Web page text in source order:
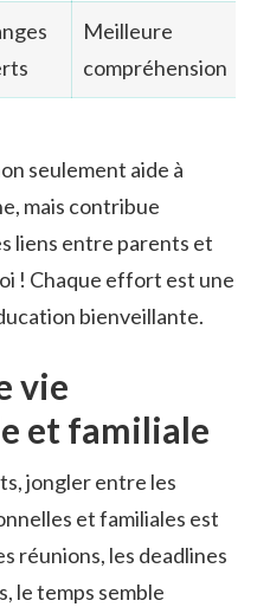
Meilleure
compréhension
seulement aide à
mais contribue
liens entre parents et
! Chaque effort est une
bienveillante.
vie
et familiale
jongler entre les
et familiales est
réunions, les deadlines
le temps semble